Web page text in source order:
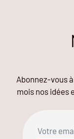
Abonnez-vous
mois nos idées